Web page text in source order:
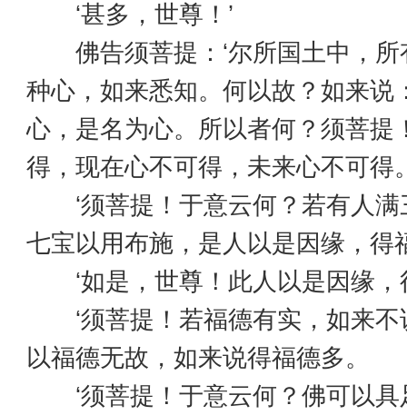
‘甚多，世尊！’
佛告须菩提：‘尔所国土中，所
种心，如来悉知。何以故？如来说
心，是名为心。所以者何？须菩提
得，现在心不可得，未来心不可得
‘须菩提！于意云何？若有人满
七宝以用布施，是人以是因缘，得
‘如是，世尊！此人以是因缘，
‘须菩提！若福德有实，如来不
以福德无故，如来说得福德多。
‘须菩提！于意云何？佛可以具